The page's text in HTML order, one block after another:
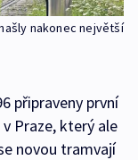
nakonec největší
připraveny první
Praze, který ale
novou tramvají